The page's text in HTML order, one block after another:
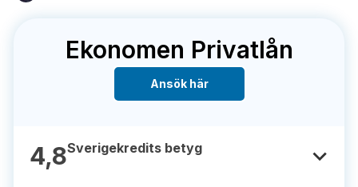
Ekonomen Privatlån
Ansök här
4,8Sverigekredits betyg